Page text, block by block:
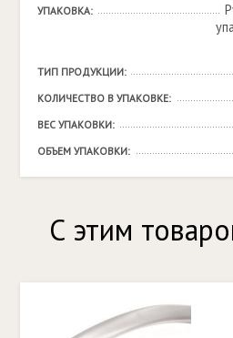
УПАКОВКА:
ТИП ПРОДУКЦИИ:
КОЛИЧЕСТВО В УПАКОВКЕ:
ВЕС УПАКОВКИ:
ОБЪЕМ УПАКОВКИ:
С этим